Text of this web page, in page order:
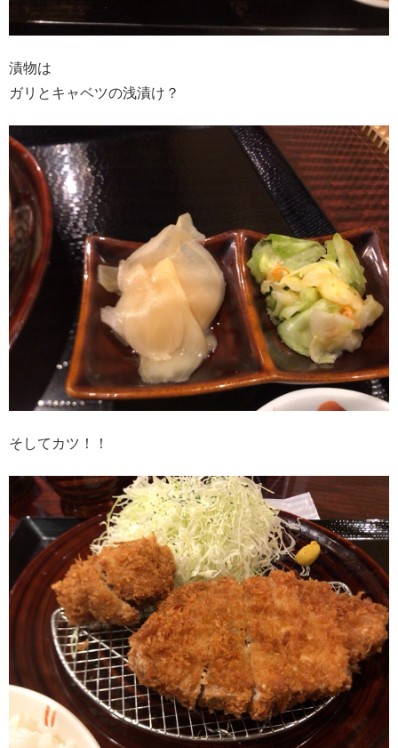
漬物は
ガリとキャベツの浅漬け？
そしてカツ！！